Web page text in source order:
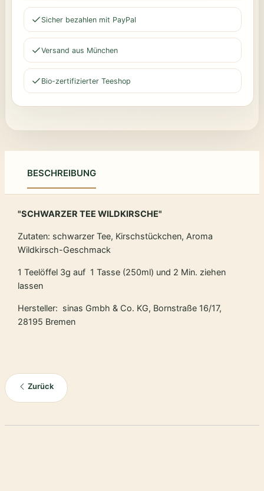
Sicher bezahlen mit PayPal
Versand aus München
Bio-zertifizierter Teeshop
BESCHREIBUNG
"SCHWARZER TEE WILDKIRSCHE"
Zutaten: schwarzer Tee, Kirschstückchen, Aroma
Wildkirsch-Geschmack
1 Teelöffel 3g auf 1 Tasse (250ml) und 2 Min. ziehen
lassen
Hersteller: sinas Gmbh & Co. KG, Bornstraße 16/17,
28195 Bremen
Zurück